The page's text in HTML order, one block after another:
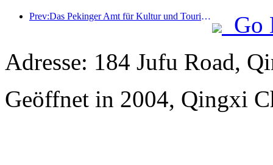
Prev:Das Pekinger Amt für Kultur und Tourismus gab bekannt: Im Jahr 2025 empfing Peking 5,48 Millionen ausländische Touristen, ein Anstieg von 39 % gegenüber dem Vorjahr.
Go
Adresse: 184 Jufu Road,
Geöffnet in 2004, Qingxi